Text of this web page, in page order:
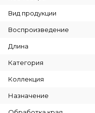
Вид продукции
Воспроизведение
Длина
Категория
Коллекция
Назначение